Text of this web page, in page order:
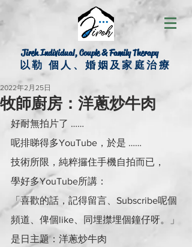
Jireh Individual, Couple & Family Therapy
以勒 個人、婚姻及家庭治療
牧師廚房：洋蔥炒牛肉
2022年2月25日
好耐無拍片了 ……
呢排睇得多YouTube，於是 ……
技術所限，純粹攞住手機自拍而已，
學好多YouTube所講：
「喜歡的話，記得留言、Subscribe呢個
頻道、俾個like、同埋㩒埋個鐘仔呀。」
是日主題：洋蔥炒牛肉